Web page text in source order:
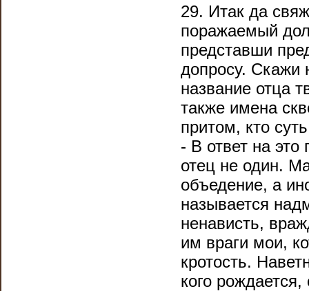
29. Итак да
поражаемый
представши
допросу. Скажи
название отца
также имена
притом, кто
- В ответ на
отец не один.
объедение, а
называется
ненависть,
им враги мои,
кротость.
кого